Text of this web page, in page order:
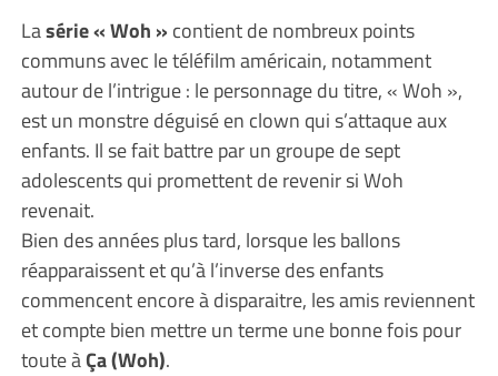
Lasérie « Woh » contient de nombreux points
communs avec le téléfilm américain, notamment
autour de l’intrigue : le personnage du titre, « Woh »,
est un monstre déguisé en clown qui s’attaque aux
enfants. Il se fait battre par un groupe de sept
adolescents qui promettent de revenir si Woh
revenait.
Bien des années plus tard, lorsque les ballons
réapparaissent et qu’à l’inverse des enfants
commencent encore à disparaitre, les amis reviennent
et compte bien mettre un terme une bonne fois pour
toute àÇa (Woh).